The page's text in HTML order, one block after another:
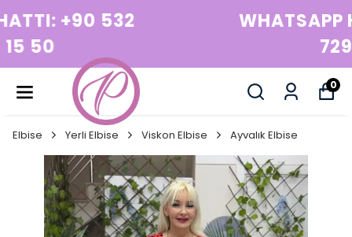
WHATSAPP HATTI: +90 532
0
Elbise Yerli Elbise Viskon Elbise Ayvalık Elbise